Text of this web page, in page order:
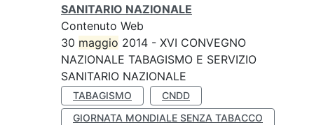
SANITARIO NAZIONALE
Contenuto Web
30 maggio 2014 - XVI CONVEGNO
NAZIONALE TABAGISMO E SERVIZIO
SANITARIO NAZIONALE
TABAGISMO
CNDD
GIORNATA MONDIALE SENZA TABACCO